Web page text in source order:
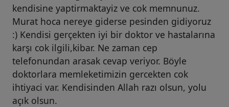
kendisine yaptirmaktayiz ve cok memnunuz.
Murat hoca nereye giderse pesinden gidiyoruz
:) Kendisi gerçekten iyi bir doktor ve hastalarına
karşı cok ilgili,kibar. Ne zaman cep
telefonundan arasak cevap veriyor. Böyle
doktorlara memleketimizin gercekten cok
ihtiyaci var. Kendisinden Allah razı olsun, yolu
açık olsun.